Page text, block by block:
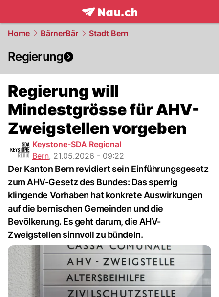
frontpage.NAU.ch
Home BärnerBär Stadt Bern
Regierung
Regierung will
Mindestgrösse für AHV-
Zweigstellen vorgeben
Keystone-SDA Regional
Bern, 21.05.2026 - 09:22
Der Kanton Bern revidiert sein Einführungsgesetz
zum AHV-Gesetz des Bundes: Das sperrig
klingende Vorhaben hat konkrete Auswirkungen
auf die bernischen Gemeinden und die
Bevölkerung. Es geht darum, die AHV-
Zweigstellen sinnvoll zu bündeln.